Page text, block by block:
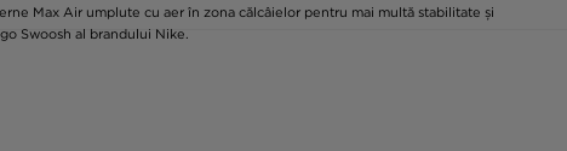
Max Air umplute cu aer în zona călcâielor pentru mai multă stabilitate și
Swoosh al brandului Nike.